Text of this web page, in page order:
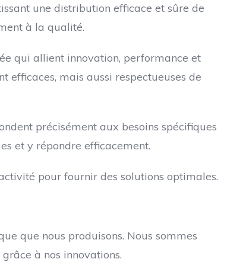
une distribution efficace et sûre de
à la qualité.
qui allient innovation, performance et
efficaces, mais aussi respectueuses de
précisément aux besoins spécifiques
et y répondre efficacement.
pour fournir des solutions optimales.
que nous produisons. Nous sommes
à nos innovations.